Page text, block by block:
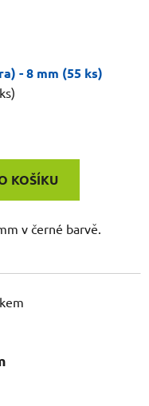
- 8 mm (55 ks)
KOŠÍKU
v černé barvě.